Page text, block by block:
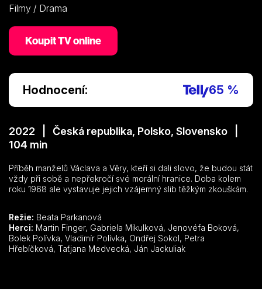
Filmy / Drama
Koupit TV online
Hodnocení: 65 %
2022 | Česká republika, Polsko, Slovensko |
104 min
Příběh manželů Václava a Věry, kteří si dali slovo, že budou stát
vždy při sobě a nepřekročí své morální hranice. Doba kolem
roku 1968 ale vystavuje jejich vzájemný slib těžkým zkouškám.
Režie: Beata Parkanová
Herci:
Bolek Polívka, Vladimír Polívka, Ondřej Sokol, Petra
Hřebíčková, Taťjana Medvecká, Ján Jackuliak